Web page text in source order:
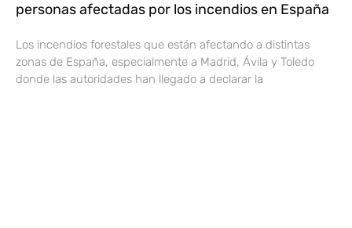
personas afectadas por los incendios en España
Los incendios forestales que están afectando a distintas
zonas de España, especialmente a Madrid, Ávila y Toledo
donde las autoridades han llegado a declarar la